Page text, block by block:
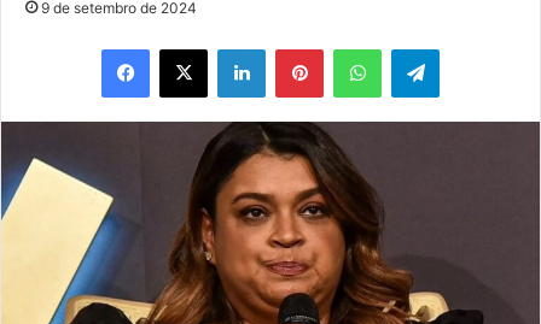
9 de setembro de 2024
Facebook
X LinkedinPinterestWhatsAppTelegram